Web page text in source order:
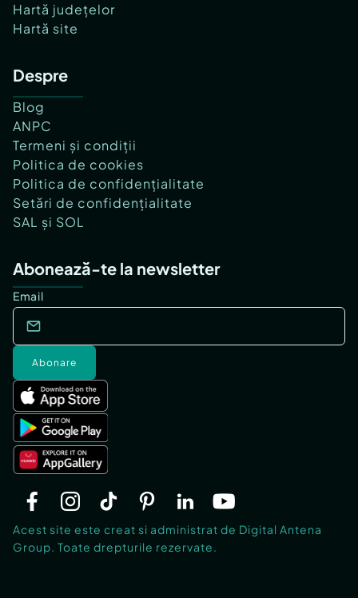
Hartă județelor
Hartă site
Despre
Blog
ANPC
Termeni și condiții
Politica de cookies
Politica de confidențialitate
Setări de confidențialitate
SAL și SOL
Abonează-te la newsletter
Email
Abonare
Acest site este creat si administrat de Digital Antena
Group. Toate drepturile rezervate.